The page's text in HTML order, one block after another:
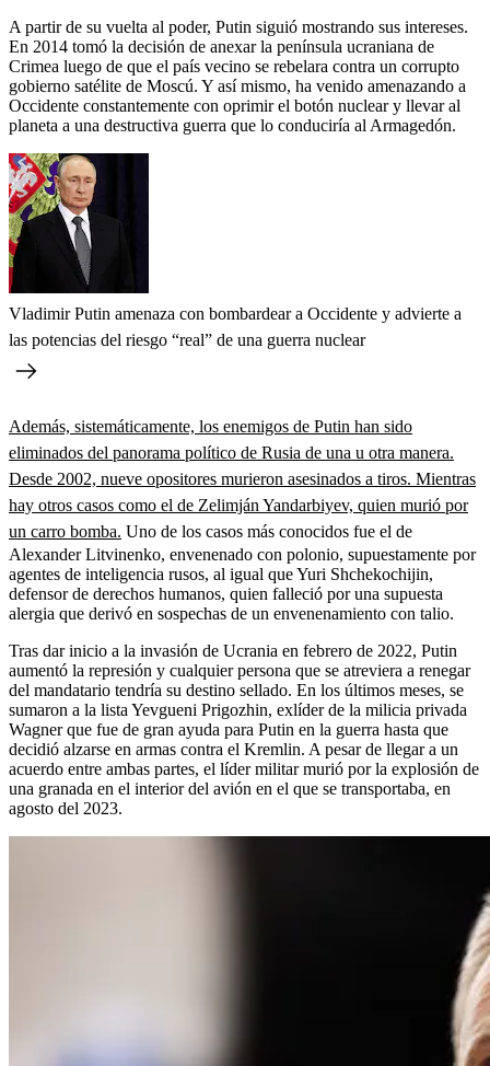
A partir de su vuelta al poder, Putin siguió mostrando sus intereses.
En 2014 tomó la decisión de anexar la península ucraniana de
Crimea luego de que el país vecino se rebelara contra un corrupto
gobierno satélite de Moscú. Y así mismo, ha venido amenazando a
Occidente constantemente con oprimir el botón nuclear y llevar al
planeta a una destructiva guerra que lo conduciría al Armagedón.
Vladimir Putin amenaza con bombardear a Occidente y advierte a
las potencias del riesgo “real” de una guerra nuclear
Además, sistemáticamente, los enemigos de Putin han sido
eliminados del panorama político de Rusia de una u otra manera.
Desde 2002, nueve opositores murieron asesinados a tiros. Mientras
hay otros casos como el de Zelimján Yandarbiyev, quien murió por
un carro bomba. Uno de los casos más conocidos fue el de
Alexander Litvinenko, envenenado con polonio, supuestamente por
agentes de inteligencia rusos, al igual que Yuri Shchekochijin,
defensor de derechos humanos, quien falleció por una supuesta
alergia que derivó en sospechas de un envenenamiento con talio.
Tras dar inicio a la invasión de Ucrania en febrero de 2022, Putin
aumentó la represión y cualquier persona que se atreviera a renegar
del mandatario tendría su destino sellado. En los últimos meses, se
sumaron a la lista Yevgueni Prigozhin, exlíder de la milicia privada
Wagner que fue de gran ayuda para Putin en la guerra hasta que
decidió alzarse en armas contra el Kremlin. A pesar de llegar a un
acuerdo entre ambas partes, el líder militar murió por la explosión de
una granada en el interior del avión en el que se transportaba, en
agosto del 2023.